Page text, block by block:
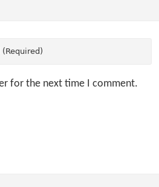
for the next time I comment.